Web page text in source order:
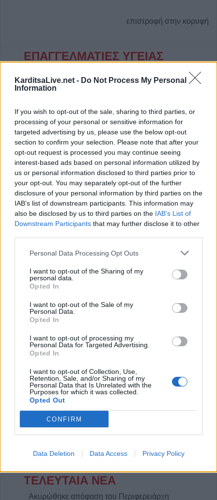
KarditsaLive.net - Do Not Process My Personal
Information
If you wish to opt-out of the sale, sharing to third parties, or
processing of your personal or sensitive information for
targeted advertising by us, please use the below opt-out
section to confirm your selection. Please note that after your
opt-out request is processed you may continue seeing
interest-based ads based on personal information utilized by
us or personal information disclosed to third parties prior to
your opt-out. You may separately opt-out of the further
disclosure of your personal information by third parties on the
IAB’s list of downstream participants. This information may
also be disclosed by us to third parties on the IAB’s List of
Downstream Participants that may further disclose it to other
Personal Data Processing Opt Outs
I want to opt-out of the Sharing of my
personal data.
Opted In
I want to opt-out of the Sale of my
Personal Data.
Opted In
I want to opt-out of processing my
Personal Data for Targeted Advertising.
Opted In
I want to opt-out of Collection, Use,
Retention, Sale, and/or Sharing of my
Personal Data that Is Unrelated with the
Purposes for which it was collected.
Opted Out
CONFIRM
Data Deletion Data Access Privacy Policy
επιστροφή στην κορυφή
ΕΠΑΓΓΕΛΜΑΤΙΕΣ ΥΓΕΙΑΣ
Διαγνωστικό Εργαστήριο "Έρευνα και Υγεία"
ΑΓΓΕΛΙΕΣ
ΤΕΛΕΥΤΑΙΑ ΝΕΑ
Ακυρώθηκε απόφαση του Περιφερειάρχη